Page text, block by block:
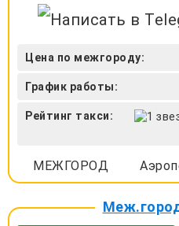
Цена по межгороду:
График работы:
Рейтинг такси:
МЕЖГОРОД